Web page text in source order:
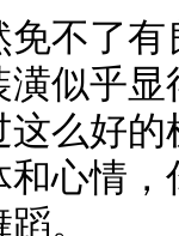
不了有
似乎
么好
心情
。